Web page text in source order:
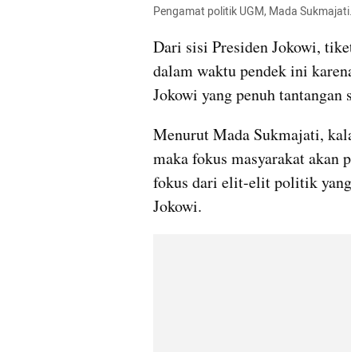
Pengamat politik UGM, Mada
Dari sisi Presiden Jokowi,
dalam waktu pendek ini
Jokowi yang penuh tantangan
Menurut Mada Sukmajati,
maka fokus masyarakat akan
fokus dari elit-elit politik
Jokowi.